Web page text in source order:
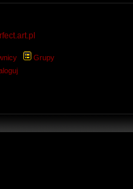
Grupy